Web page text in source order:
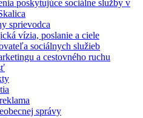
poskytujúce sociálne služby v
sprievodca
vízia, poslanie a ciele
sociálnych služieb
a cestovného ruchu
správy